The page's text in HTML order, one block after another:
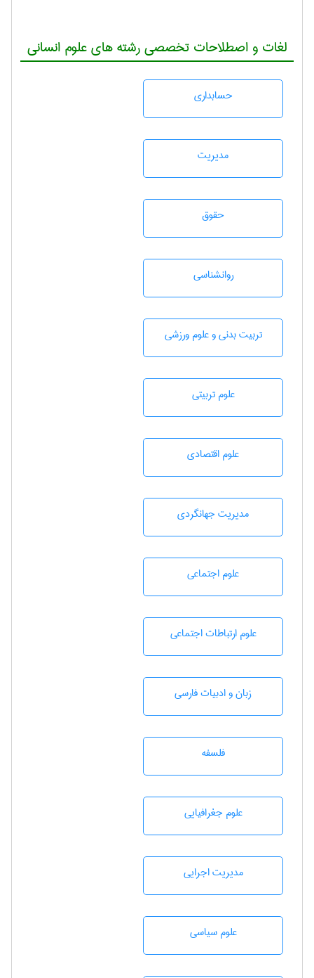
لغات و اصطلاحات تخصصی رشته های علوم انسانی
حسابداری
مديريت
حقوق
روانشناسی
تربيت بدنی و علوم ورزشی
علوم تربيتی
علوم اقتصادی
مديريت جهانگردی
علوم اجتماعی
علوم ارتباطات اجتماعی
زبان و ادبيات فارسی
فلسفه
علوم جغرافيايی
مديريت اجرايی
علوم سياسی